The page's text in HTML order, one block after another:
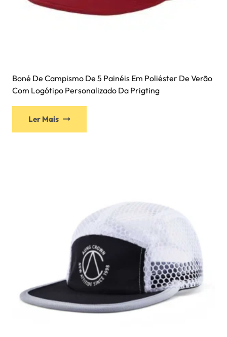
Boné De Campismo De 5 Painéis Em Poliéster De Verão
Com Logótipo Personalizado Da Prigting
Ler Mais